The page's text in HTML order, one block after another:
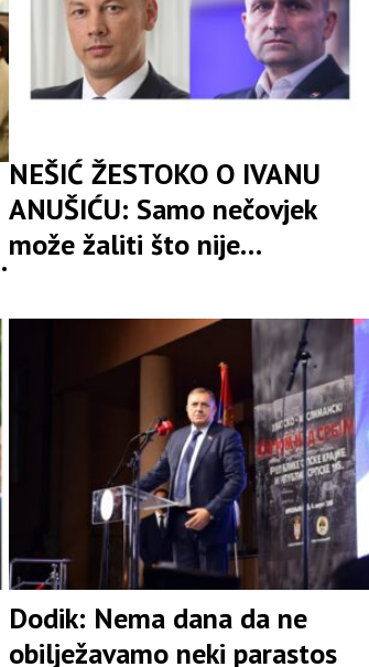
NEŠIĆ ŽESTOKO O IVANU
ANUŠIĆU: Samo nečovjek
može žaliti što nije
250.000 Srba
Dodik: Nema dana da ne
obilježavamo neki parastos